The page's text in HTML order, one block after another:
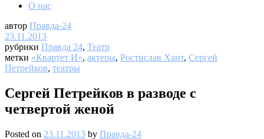
О нас
автор Правда-24
23.11.2013
рубрики Правда 24, Театр
метки «Квартет И», актеры, Ростислав Хаит, Сергей
Петрейков, театры
Сергей Петрейков в разводе с
четвертой женой
Posted on 23.11.2013 by Правда-24